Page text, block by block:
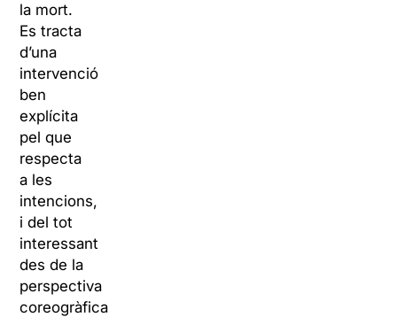
la mort.
Es tracta
d’una
intervenció
ben
explícita
pel que
respecta
a les
intencions,
i del tot
interessant
des de la
perspectiva
coreogràfica